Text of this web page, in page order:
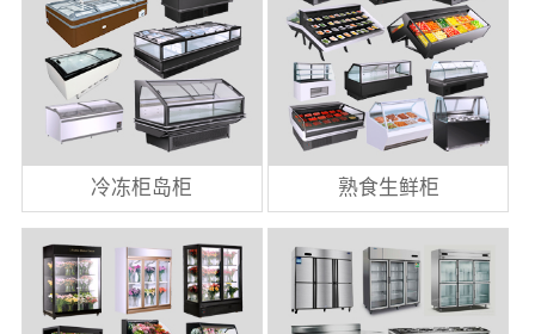
冷冻柜岛柜 熟食生鲜柜